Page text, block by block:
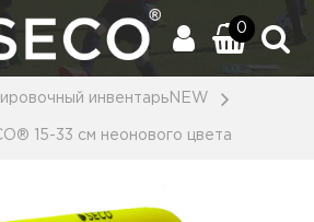
0
инвентарьNEW
15-33 см неонового цвета